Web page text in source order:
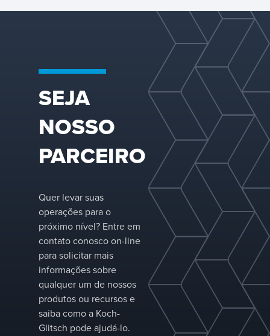
químico
especializado,
otimizando a
qualidade do
produto, o
rendimento e o
desempenho
operacional.
SEJA
NOSSO
PARCEIRO
Quer levar suas
operações para o
próximo nível? Entre em
contato conosco on-line
para solicitar mais
informações sobre
qualquer um de nossos
produtos ou recursos e
saiba como a Koch-
Glitsch pode ajudá-lo.